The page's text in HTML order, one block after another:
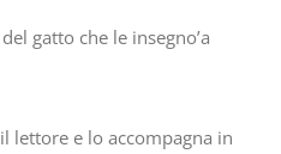
gatto che le insegno’a
lettore e lo accompagna in